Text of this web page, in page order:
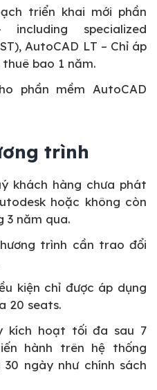
triển khai mới phần
specialized
AutoCAD LT – Chỉ áp
bao 1 năm.
phần mềm AutoCAD
trình
khách hàng chưa phát
hoặc không còn
3 năm qua.
trình cần trao đổi
kiện chỉ được áp dụng
20 seats.
kích hoạt tối đa sau 7
hành trên hệ thống
ngày như chính sách